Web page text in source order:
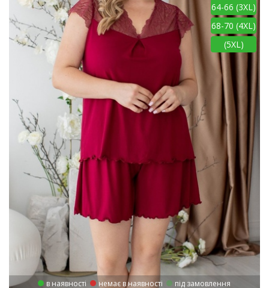
64-66 (3XL)
68-70 (4XL)
(5XL)
в наявності немає в наявності під замовлення